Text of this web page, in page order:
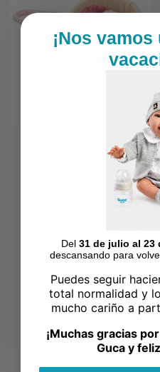
¡Nos
Del 31 de julio al 23
descansando para
Puedes seguir
total normalidad y
mucho cariño a
¡Muchas gracias
Guca y